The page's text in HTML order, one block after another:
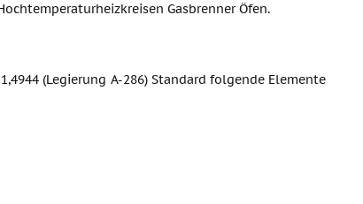
Gasbrenner Öfen.
(Legierung A-286) Standard folgende Elemente